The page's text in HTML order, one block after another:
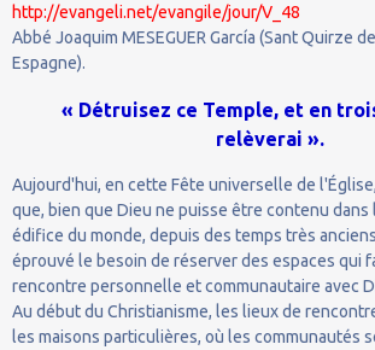
http://evangeli.net/evangile/jour/V_48
Abbé Joaquim MESEGUER García (Sant Quirze
Espagne).
« Détruisez ce Temple, et en
relèverai ».
Aujourd'hui, en cette Fête universelle de
que, bien que Dieu ne puisse être contenu dans
édifice du monde, depuis des temps très
éprouvé le besoin de réserver des espaces qui
rencontre personnelle et communautaire avec
Au début du Christianisme, les lieux de
les maisons particulières, où les communautés